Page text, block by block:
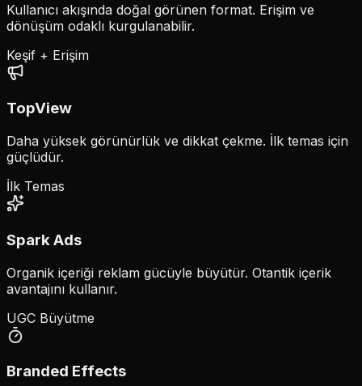
Kullanıcı akışında doğal görünen format. Erişim ve
dönüşüm odaklı kurgulanabilir.
Keşif + Erişim
TopView
Daha yüksek görünürlük ve dikkat çekme. İlk temas için
güçlüdür.
İlk Temas
Spark Ads
Organik içeriği reklam gücüyle büyütür. Otantik içerik
avantajını kullanır.
UGC Büyütme
Branded Effects